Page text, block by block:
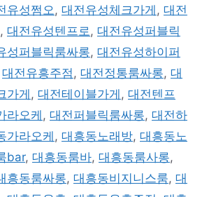
유성쩜오, 대전유성체크가게 , 대전
, 대전유성텐프로, 대전유성퍼블릭
성퍼블릭룸싸롱, 대전유성하이퍼
대전유흥주점, 대전정통룸싸롱, 대
가게 , 대전테이블가게 , 대전텐프
라오케 , 대전퍼블릭룸싸롱, 대전하
가라오케 , 대흥동노래방, 대흥동노
bar, 대흥동룸바, 대흥동룸사롱,
흥동룸싸롱, 대흥동비지니스룸, 대